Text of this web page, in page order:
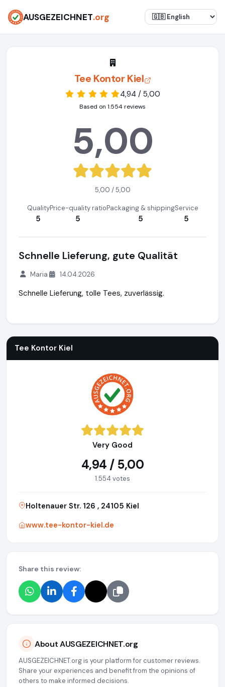
AUSGEZEICHNET.org
Tee Kontor Kiel
4,94 / 5,00
Based on 1.554 reviews
5,00
5,00 / 5,00
Quality
5
Price-quality ratio
5
Packaging & shipping
5
Service
5
Schnelle Lieferung, gute Qualität
Maria 14.04.2026
Schnelle Lieferung, tolle Tees, zuverlässig.
Tee Kontor Kiel
Very Good
4,94 / 5,00
1.554 votes
Holtenauer Str. 126 , 24105 Kiel
www.tee-kontor-kiel.de
Share this review:
About AUSGEZEICHNET.org
AUSGEZEICHNET.org is your platform for customer reviews.
Share your experiences and benefit from the opinions of
others to make informed decisions.